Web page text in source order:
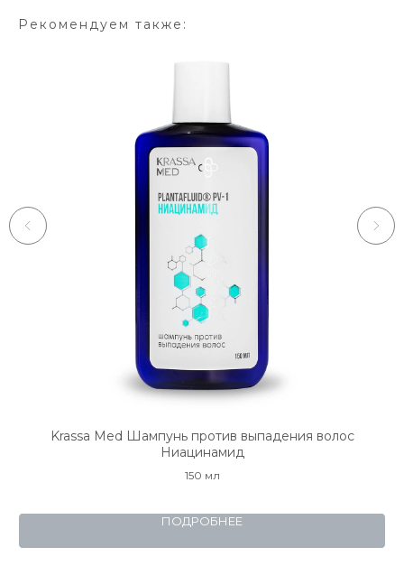
Рекомендуем также:
Krassa Med Шампунь против выпадения волос
Ниацинамид
150 мл
ПОДРОБНЕЕ